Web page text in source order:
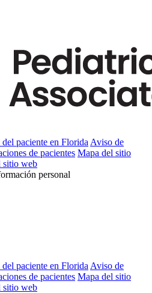
paciente en Florida Aviso de
de pacientes Mapa del sitio
sitio web
personal
paciente en Florida Aviso de
de pacientes Mapa del sitio
sitio web